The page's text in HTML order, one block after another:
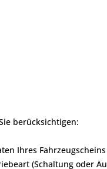
berücksichtigen:
Ihres
(Schaltung oder